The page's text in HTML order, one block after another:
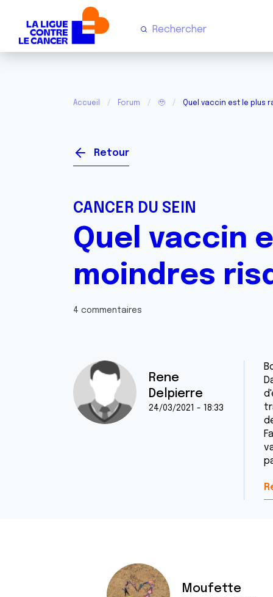
Accueil Forum 🥹 Quel vaccin est le plus
Retour
CANCER DU SEIN
Quel vaccin
moindres
4 commentaires
Rene
Delpierre
24/03/2021 - 18:33
Moufette